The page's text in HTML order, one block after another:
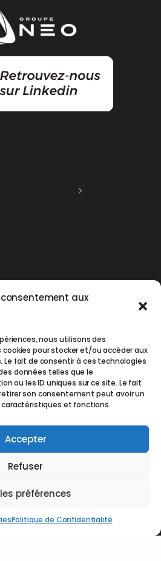
consentement aux
nous utilisons des
pour stocker et/ou accéder aux
fait de consentir à ces technologies
données telles que le
ou les ID uniques sur ce site. Le fait
son consentement peut avoir un
et fonctions.
Accepter
Refuser
préférences
Politique de Confidentialité
4EME RUE 06510 CARROS
MONACO Cedex